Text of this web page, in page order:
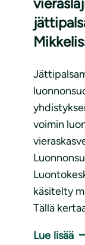
voimin
käsitelty
Tällä
Lue lisää